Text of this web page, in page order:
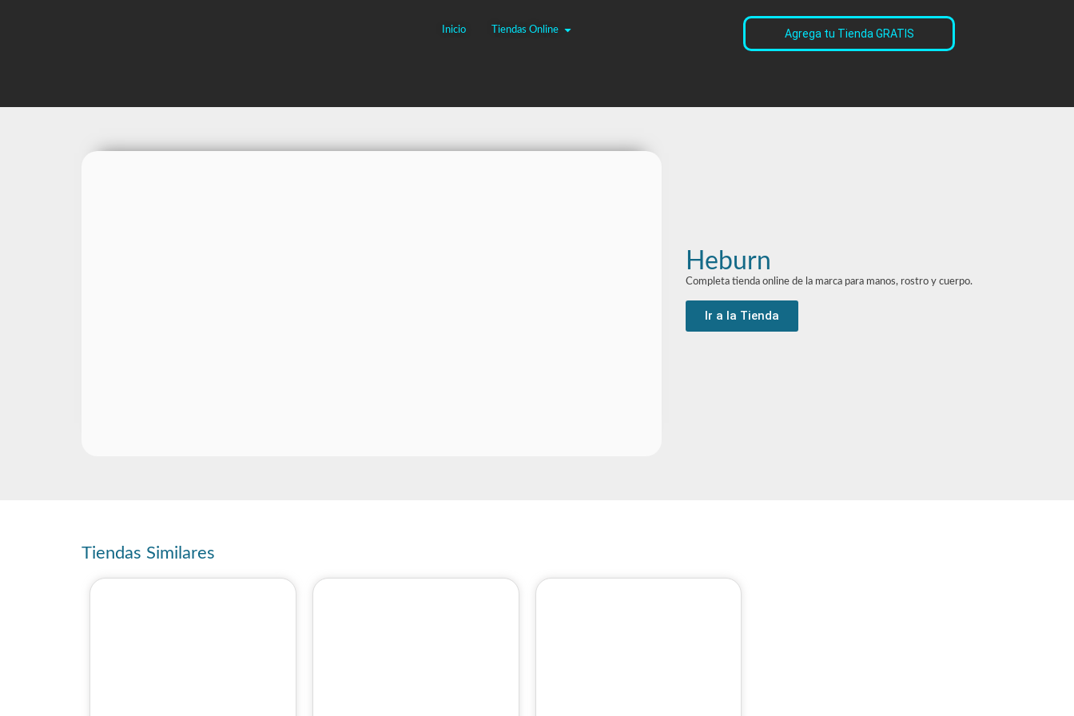
Inicio Tiendas Online Agrega tu Tienda GRATIS
Heburn
Completa tienda online de la marca para manos, rostro y cuerpo.
Ir a la Tienda
Tiendas Similares